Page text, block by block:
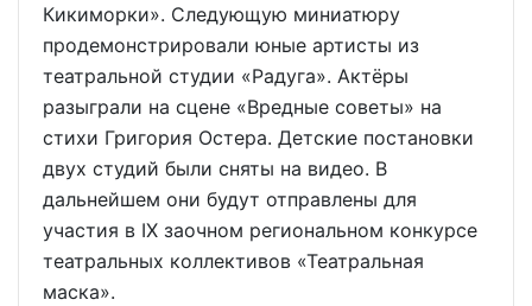
Кикиморки». Следующую миниатюру
продемонстрировали юные артисты из
театральной студии «Радуга». Актёры
разыграли на сцене «Вредные советы» на
стихи Григория Остера. Детские постановки
двух студий были сняты на видео. В
дальнейшем они будут отправлены для
участия в IX заочном региональном конкурсе
театральных коллективов «Театральная
маска».